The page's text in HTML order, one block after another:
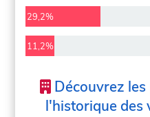
29,2%
11,2%
Découvrez
l'historique des